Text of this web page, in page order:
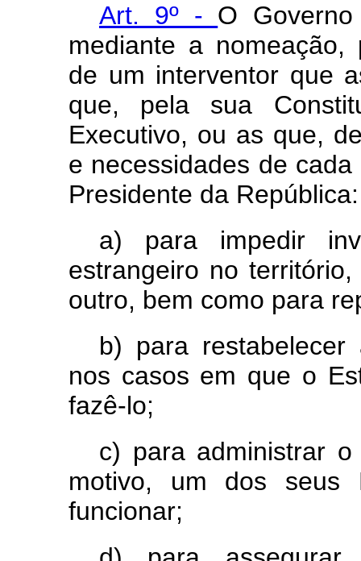
Art. 9º - O
mediante a nomeação,
de um interventor que
que, pela sua
Executivo, ou as que,
e necessidades de
Presidente da República:
a) para impedir
estrangeiro no
outro, bem como para
b) para restabelecer
nos casos em que o
fazê-lo;
c) para administrar
motivo, um dos seus
funcionar;